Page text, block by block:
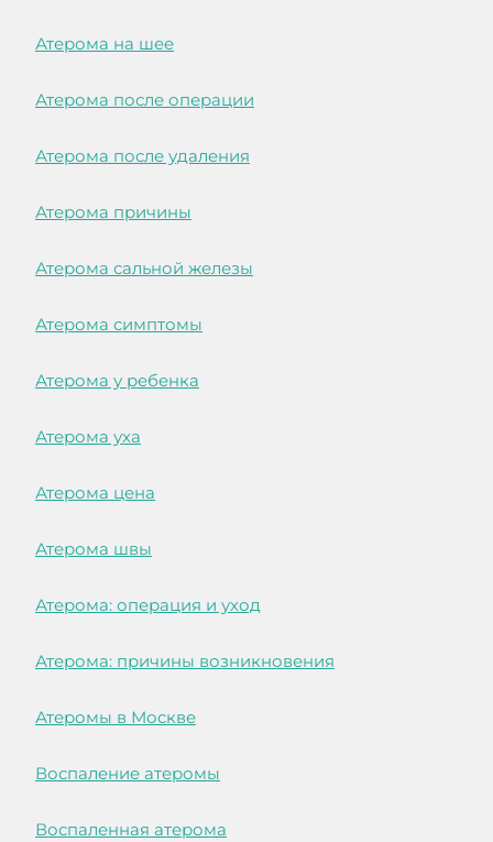
Атерома на шее
Атерома после операции
Атерома после удаления
Атерома причины
Атерома сальной железы
Атерома симптомы
Атерома у ребенка
Атерома уха
Атерома цена
Атерома швы
Атерома: операция и уход
Атерома: причины возникновения
Атеромы в Москве
Воспаление атеромы
Воспаленная атерома